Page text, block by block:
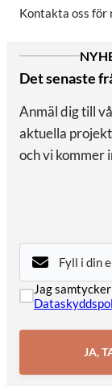
Kontakta oss för
Det senaste
Anmäl dig till
aktuella
och vi kommer
E-
post
(Obligatoriskt)
Samtycke
(Obligatoriskt)
Jag